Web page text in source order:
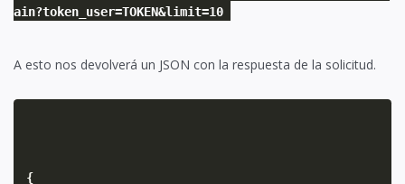
ain?token_user=TOKEN&limit=10
A esto nos devolverá un JSON con la respuesta de la solicitud.
{